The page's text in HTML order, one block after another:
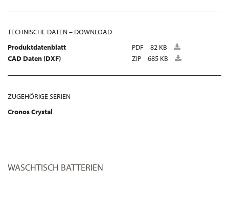
TECHNISCHE DATEN – DOWNLOAD
Produktdatenblatt
PDF
82 KB
CAD Daten (DXF)
ZIP 685 KB
ZUGEHÖRIGE SERIEN
Cronos Crystal
WASCHTISCH BATTERIEN